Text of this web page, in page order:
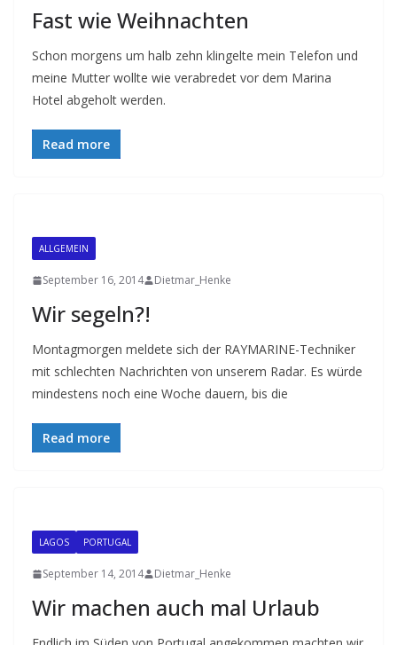
Fast wie Weihnachten
Schon morgens um halb zehn klingelte mein Telefon und
meine Mutter wollte wie verabredet vor dem Marina
Hotel abgeholt werden.
Read more
ALLGEMEIN
September 16, 2014 Dietmar_Henke
Wir segeln?!
Montagmorgen meldete sich der RAYMARINE-Techniker
mit schlechten Nachrichten von unserem Radar. Es würde
mindestens noch eine Woche dauern, bis die
Read more
LAGOS PORTUGAL
September 14, 2014 Dietmar_Henke
Wir machen auch mal Urlaub